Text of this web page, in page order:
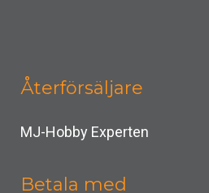
Återförsäljare
MJ-Hobby Experten
Betala med